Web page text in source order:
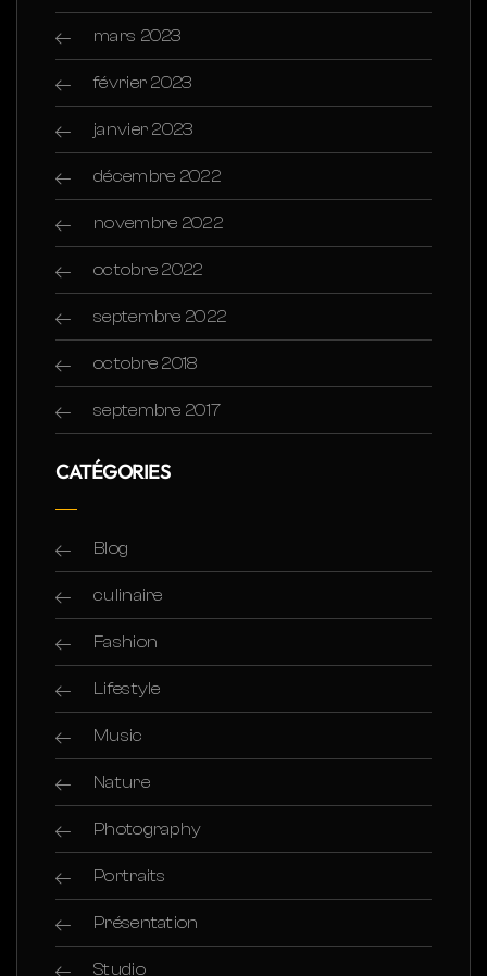
mars 2023
février 2023
janvier 2023
décembre 2022
novembre 2022
octobre 2022
septembre 2022
octobre 2018
septembre 2017
CATÉGORIES
Blog
culinaire
Fashion
Lifestyle
Music
Nature
Photography
Portraits
Présentation
Studio